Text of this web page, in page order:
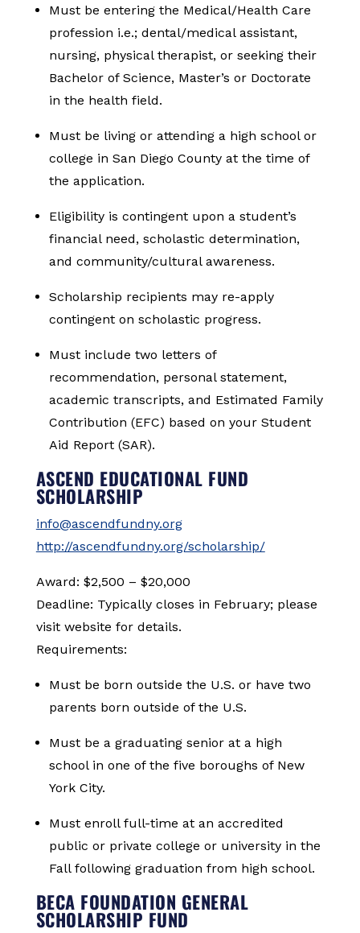
Must be entering the Medical/Health Care
profession i.e.; dental/medical assistant,
nursing, physical therapist, or seeking their
Bachelor of Science, Master’s or Doctorate
in the health field.
Must be living or attending a high school or
college in San Diego County at the time of
the application.
Eligibility is contingent upon a student’s
financial need, scholastic determination,
and community/cultural awareness.
Scholarship recipients may re-apply
contingent on scholastic progress.
Must include two letters of
recommendation, personal statement,
academic transcripts, and Estimated Family
Contribution (EFC) based on your Student
Aid Report (SAR).
ASCEND EDUCATIONAL FUND
SCHOLARSHIP
info@ascendfundny.org
http://ascendfundny.org/scholarship/
Award: $2,500 – $20,000
Deadline: Typically closes in February; please
visit website for details.
Requirements:
Must be born outside the U.S. or have two
parents born outside of the U.S.
Must be a graduating senior at a high
school in one of the five boroughs of New
York City.
Must enroll full-time at an accredited
public or private college or university in the
Fall following graduation from high school.
BECA FOUNDATION GENERAL
SCHOLARSHIP FUND